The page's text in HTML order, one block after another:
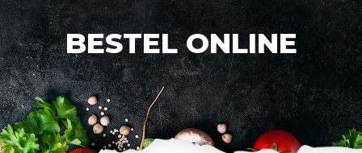
BESTEL ONLINE